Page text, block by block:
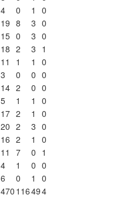
4 0 1
0
19 8 3 0
15 0 3 0
18 2 3 1
11 1 1
0
3 0 0 0
14 2 0 0
5 1 1
0
17 2 1
0
20 2 3 0
16 2 1
0
11 7 0 1
4 1 0 0
6 0 1
0
470 116494